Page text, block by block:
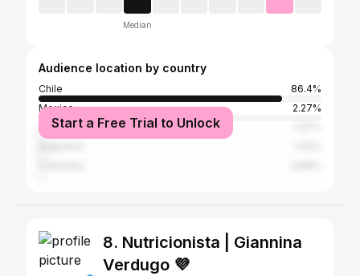
Median
Audience location by country
Chile
86.4%
Mexico
2.27%
United States
Start a Free Trial to Unlock
8. Nutricionista | Giannina
Verdugo 💜